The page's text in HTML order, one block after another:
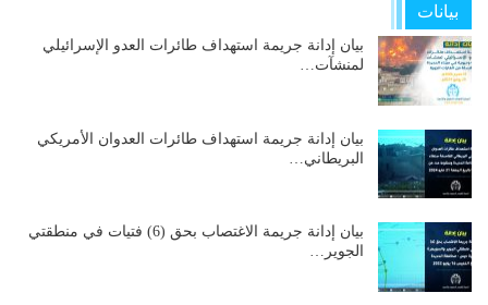
بيانات
بيان إدانة جريمة استهداف طائرات العدو الإسرائيلي
لمنشآت…
بيان إدانة جريمة استهداف طائرات العدوان الأمريكي
البريطاني…
بيان إدانة جريمة الاغتصاب بحق (6) فتيات في منطقتي
الجوير…